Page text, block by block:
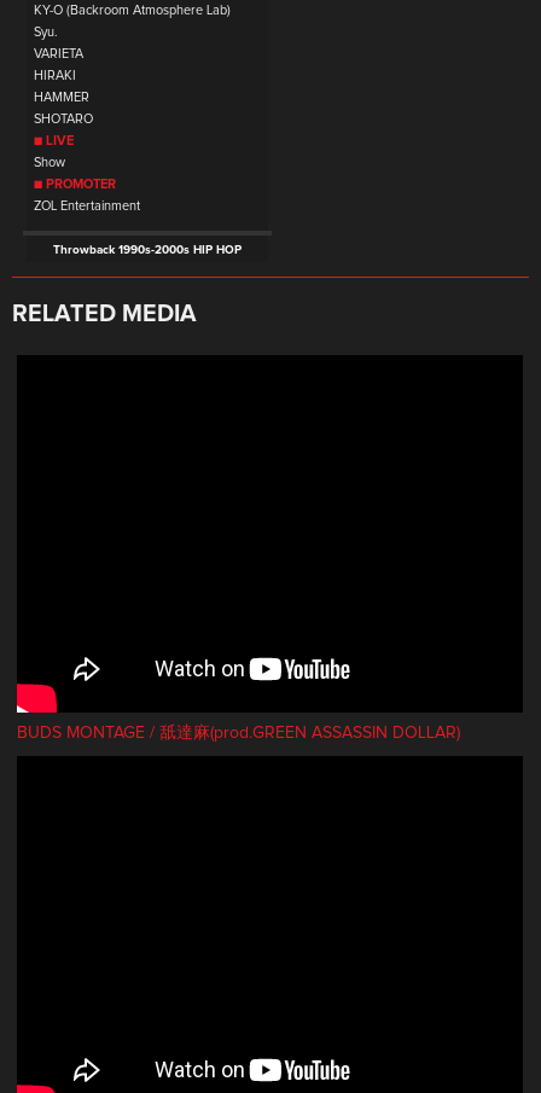
KY-O (Backroom Atmosphere Lab)
Syu.
VARIETA
HIRAKI
HAMMER
SHOTARO
■ LIVE
Show
■ PROMOTER
ZOL Entertainment
Throwback 1990s-2000s HIP HOP
RELATED MEDIA
BUDS MONTAGE / 舐達麻(prod.GREEN ASSASSIN DOLLAR)